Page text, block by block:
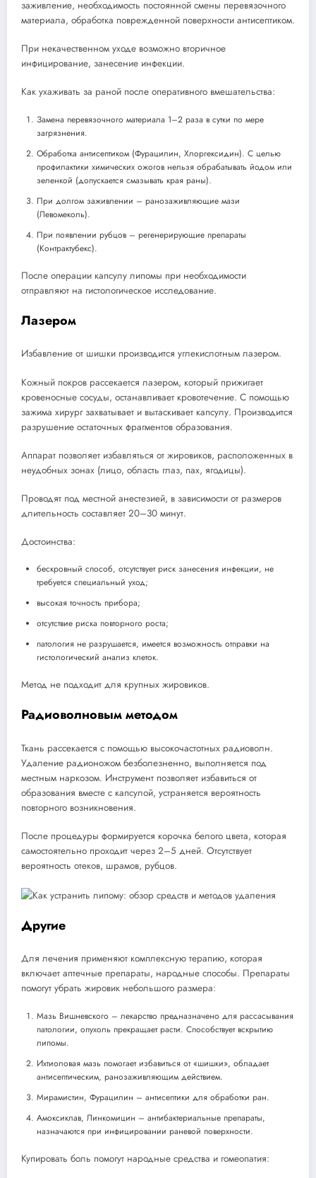
заживление, необходимость постоянной смены перевязочного
материала, обработка поврежденной поверхности антисептиком.
При некачественном уходе возможно вторичное
инфицирование, занесение инфекции.
Как ухаживать за раной после оперативного вмешательства:
Замена перевязочного материала 1–2 раза в сутки по мере
загрязнения.
Обработка антисептиком (Фурацилин, Хлоргексидин). С целью
профилактики химических ожогов нельзя обрабатывать йодом или
зеленкой (допускается смазывать края раны).
При долгом заживлении – ранозаживляющие мази
(Левомеколь).
При появлении рубцов – регенерирующие препараты
(Контрактубекс).
После операции капсулу липомы при необходимости
отправляют на гистологическое исследование.
Лазером
Избавление от шишки производится углекислотным лазером.
Кожный покров рассекается лазером, который прижигает
кровеносные сосуды, останавливает кровотечение. С помощью
зажима хирург захватывает и вытаскивает капсулу. Производится
разрушение остаточных фрагментов образования.
Аппарат позволяет избавляться от жировиков, расположенных в
неудобных зонах (лицо, область глаз, пах, ягодицы).
Проводят под местной анестезией, в зависимости от размеров
длительность составляет 20–30 минут.
Достоинства:
бескровный способ, отсутствует риск занесения инфекции, не
требуется специальный уход;
высокая точность прибора;
отсутствие риска повторного роста;
патология не разрушается, имеется возможность отправки на
гистологический анализ клеток.
Метод не подходит для крупных жировиков.
Радиоволновым методом
Ткань рассекается с помощью высокочастотных радиоволн.
Удаление радионожом безболезненно, выполняется под
местным наркозом. Инструмент позволяет избавиться от
образования вместе с капсулой, устраняется вероятность
повторного возникновения.
После процедуры формируется корочка белого цвета, которая
самостоятельно проходит через 2–5 дней. Отсутствует
вероятность отеков, шрамов, рубцов.
Другие
Для лечения применяют комплексную терапию, которая
включает аптечные препараты, народные способы. Препараты
помогут убрать жировик небольшого размера:
Мазь Вишневского – лекарство предназначено для рассасывания
патологии, опухоль прекращает расти. Способствует вскрытию
липомы.
Ихтиоловая мазь помогает избавиться от «шишки», обладает
антисептическим, ранозаживляющим действием.
Мирамистин, Фурацилин – антисептики для обработки ран.
Амоксиклав, Линкомицин – антибактериальные препараты,
назначаются при инфицировании раневой поверхности.
Купировать боль помогут народные средства и гомеопатия: